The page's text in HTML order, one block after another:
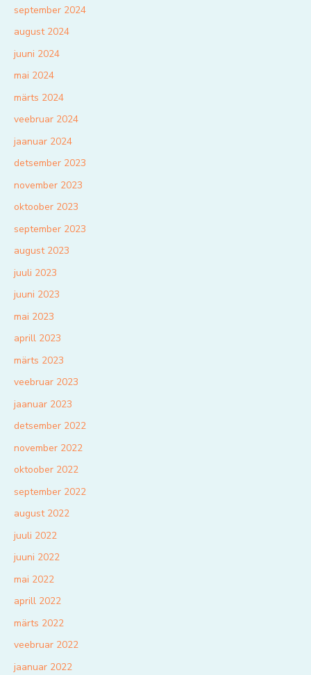
september 2024
august 2024
juuni 2024
mai 2024
märts 2024
veebruar 2024
jaanuar 2024
detsember 2023
november 2023
oktoober 2023
september 2023
august 2023
juuli 2023
juuni 2023
mai 2023
aprill 2023
märts 2023
veebruar 2023
jaanuar 2023
detsember 2022
november 2022
oktoober 2022
september 2022
august 2022
juuli 2022
juuni 2022
mai 2022
aprill 2022
märts 2022
veebruar 2022
jaanuar 2022